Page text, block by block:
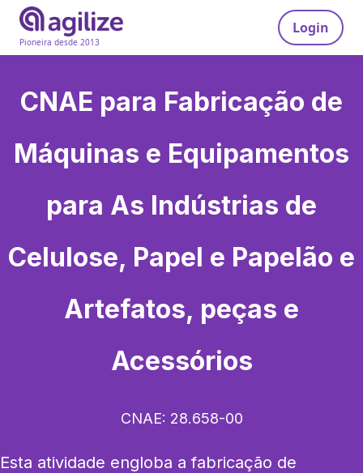
Pioneira desde 2013
Login
CNAE para Fabricação de
Máquinas e Equipamentos
para As Indústrias de
Celulose, Papel e Papelão e
Artefatos, peças e
Acessórios
CNAE: 28.658-00
Esta atividade engloba a fabricação de